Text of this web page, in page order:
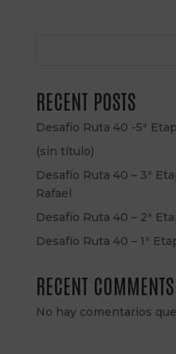
RECENT POSTS
Desafío Ruta 40 -5ª
(sin título)
Desafío Ruta 40 – 3ª
Rafael
Desafío Ruta 40 – 2ª
Desafío Ruta 40 – 1ª
RECENT COMMENTS
No hay comentarios